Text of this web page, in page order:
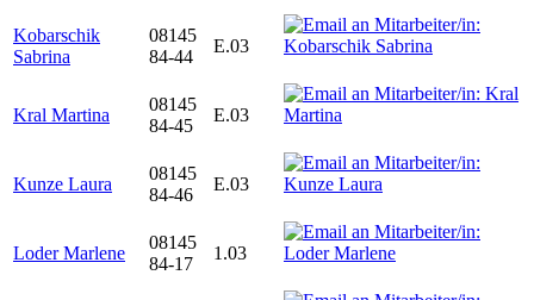
Kobarschik
Sabrina
08145
84-44
E.03
Kral Martina
08145
84-45
E.03
Kunze Laura
08145
84-46
E.03
Loder Marlene
08145
84-17
1.03